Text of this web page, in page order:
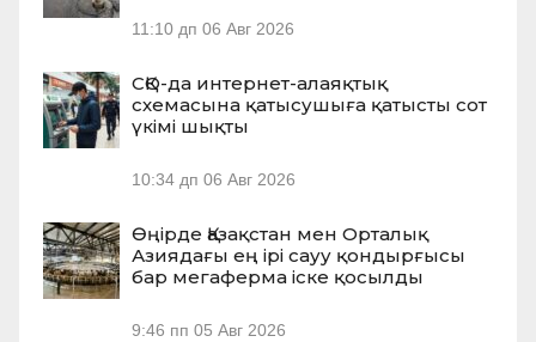
11:10 дп 06 Авг 2026
СҚО-да интернет-алаяқтық
схемасына қатысушыға қатысты сот
үкімі шықты
10:34 дп 06 Авг 2026
Өңірде Қазақстан мен Орталық
Азиядағы ең ірі сауу қондырғысы
бар мегаферма іске қосылды
9:46 пп 05 Авг 2026